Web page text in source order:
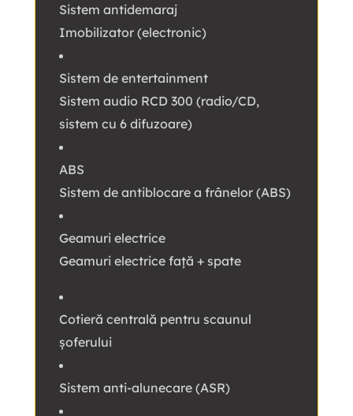
Sistem antidemaraj
Imobilizator (electronic)
Sistem de entertainment
Sistem audio RCD 300 (radio/CD,
sistem cu 6 difuzoare)
ABS
Sistem de antiblocare a frânelor (ABS)
Geamuri electrice
Geamuri electrice față + spate
Cotieră centrală pentru scaunul
șoferului
Sistem anti-alunecare (ASR)